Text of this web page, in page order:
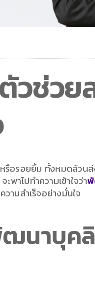
ช่วย
อรอยยิ้ม ทั้งหมดล้วน
าไปทำความเข้าใจว่า
ามสำเร็จอย่างมั่นใจ
ฒนาบุค